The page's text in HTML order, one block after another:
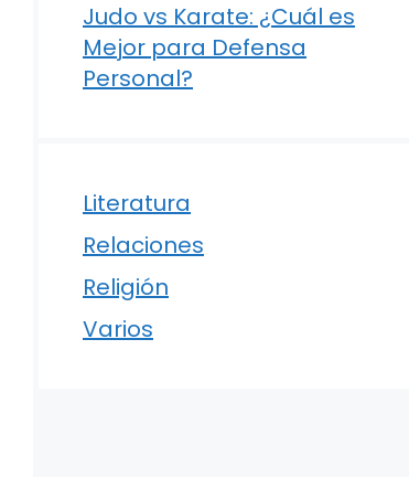
Judo vs Karate: ¿Cuál es
Mejor para Defensa
Personal?
Literatura
Relaciones
Religión
Varios